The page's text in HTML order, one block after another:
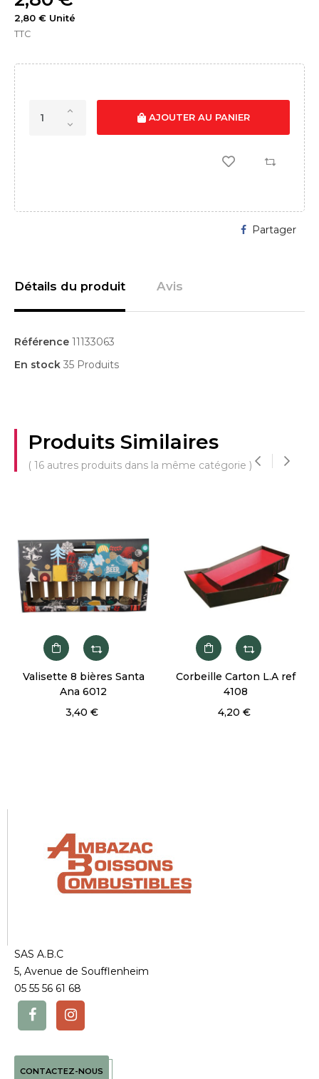
2,80 € Unité
TTC
AJOUTER AU PANIER
Partager
Détails du produit Avis
Référence 11133063
En stock 35 Produits
Produits Similaires
( 16 autres produits dans la même catégorie )
Valisette 8 bières Santa
Ana 6012
3,40 €
Corbeille Carton L.A ref
4108
4,20 €
SAS A.B.C
5, Avenue de Soufflenheim
05 55 56 61 68
CONTACTEZ-NOUS